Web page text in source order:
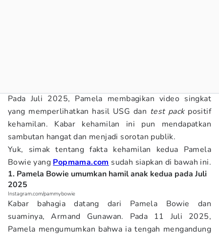
Pada Juli 2025, Pamela membagikan video singkat
yang memperlihatkan hasil USG dan test packpositif
kehamilan. Kabar kehamilan ini pun mendapatkan
sambutan hangat dan menjadi sorotan publik.
Yuk, simak tentang fakta kehamilan kedua Pamela
Bowie yang Popmama.com sudah siapkan di bawah ini.
1. Pamela Bowie umumkan hamil anak kedua pada Juli
2025
Instagram.com/pammybowie
Kabar bahagia datang dari Pamela Bowie dan
suaminya, Armand Gunawan. Pada 11 Juli 2025,
Pamela mengumumkan bahwa ia tengah mengandung